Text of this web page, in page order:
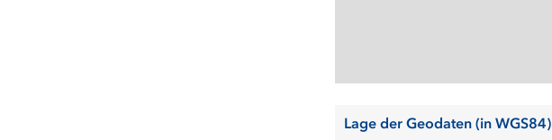
Lage der Geodaten (in WGS84)